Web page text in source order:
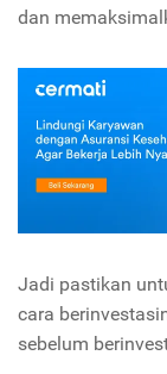
dan
Jadi pastikan
cara
sebelum